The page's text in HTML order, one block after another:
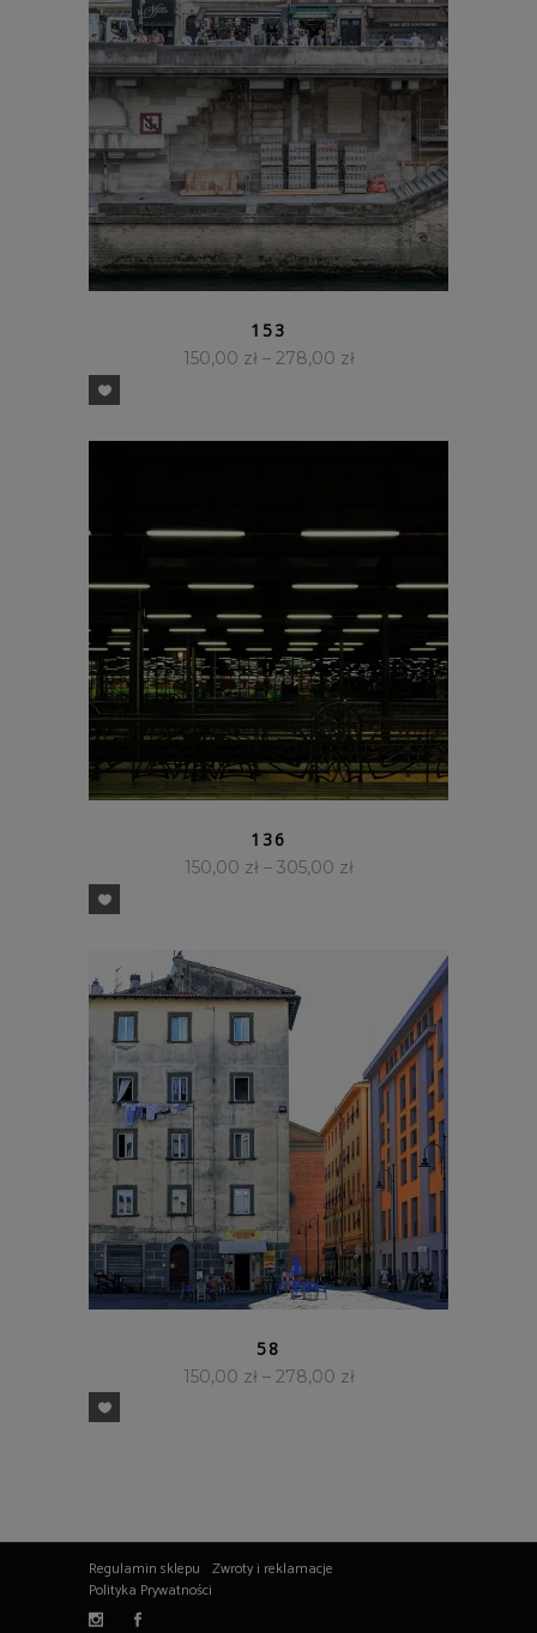
153
150,00 zł – 278,00 zł
136
150,00 zł – 305,00 zł
58
150,00 zł – 278,00 zł
Regulamin sklepu Zwroty i reklamacje
Polityka Prywatności